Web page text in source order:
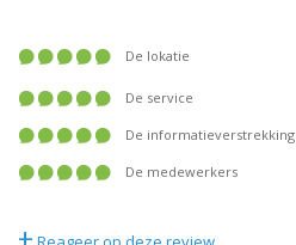
De lokatie
De service
De informatieverstrekking
De medewerkers